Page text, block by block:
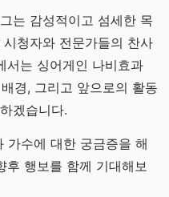
는 감성적이고 섬세한 목
청자와 전문가들의 찬사
서는 싱어게인 나비효과
경, 그리고 앞으로의 활동
겠습니다.
가수에 대한 궁금증을 해
후 행보를 함께 기대해보